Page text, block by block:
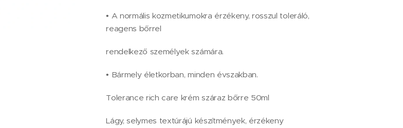
• A normális kozmetikumokra érzékeny, rosszul toleráló,
reagens bőrrel
rendelkező személyek számára.
• Bármely életkorban, minden évszakban.
Tolerance rich care krém száraz bőrre 50ml
Lágy, selymes textúrájú készítmények, érzékeny